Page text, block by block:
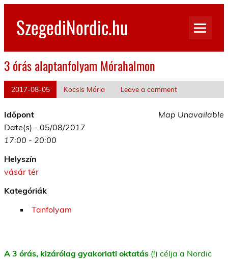
Skip
contentSzegediNordic.hu
3 órás alaptanfolyam Mórahalmon
2017-08-05 Kocsis Mária Leave a comment
Map Unavailable
Időpont
Date(s) - 05/08/2017
17:00 - 20:00
Helyszín
vásár tér
Kategóriák
Tanfolyam
A 3 órás, kizárólag gyakorlati oktatás (!) célja a Nordic